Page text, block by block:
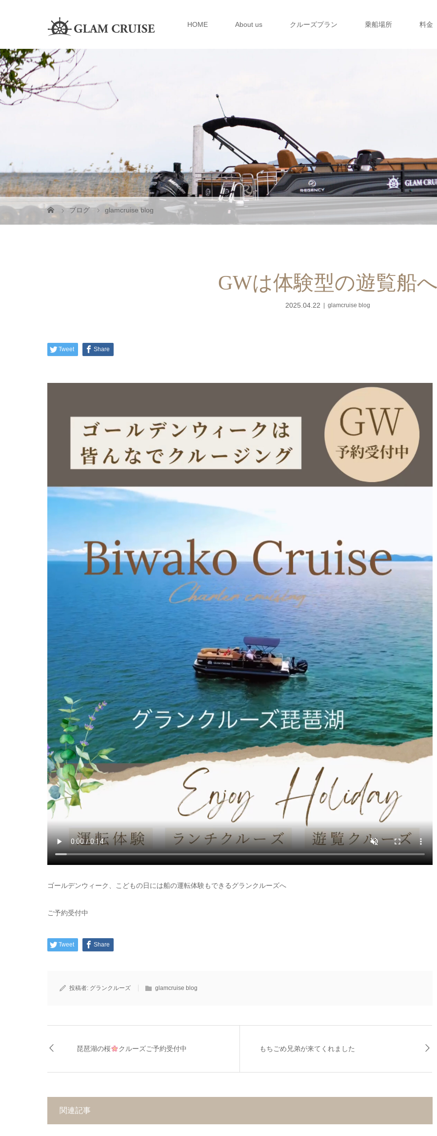
HOME About us クルーズプラン 乗船場所 料金
ブログ glamcruise blog
GWは体験型の遊覧船
2025.04.22 glamcruise blog
Tweet Share
ゴールデンウィーク、こどもの日には船の運転体験もできるグランクルーズへ
ご予約受付中
Tweet Share
投稿者: グランクルーズ glamcruise blog
琵琶湖の桜 クルーズご予約受付中 もちごめ兄弟が来てくれました
関連記事